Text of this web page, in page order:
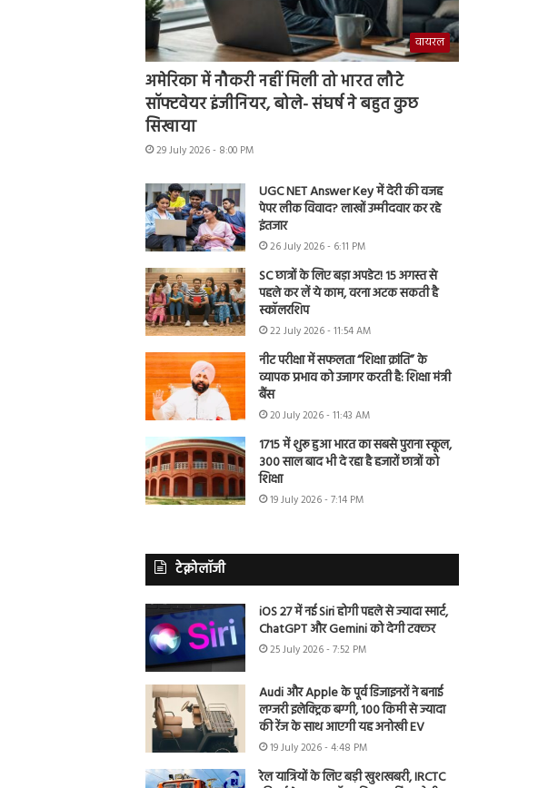
वायरल
अमेरिका में नौकरी नहीं मिली तो भारत लौटे
सॉफ्टवेयर इंजीनियर, बोले- संघर्ष ने बहुत कुछ
सिखाया
29 July 2026 - 8:00 PM
UGC NET Answer Key में देरी की वजह
पेपर लीक विवाद? लाखों उम्मीदवार कर रहे
इंतजार
26 July 2026 - 6:11 PM
SC छात्रों के लिए बड़ा अपडेट! 15 अगस्त से
पहले कर लें ये काम, वरना अटक सकती है
स्कॉलरशिप
22 July 2026 - 11:54 AM
नीट परीक्षा में सफलता “शिक्षा क्रांति” के
व्यापक प्रभाव को उजागर करती है: शिक्षा मंत्री
बैंस
20 July 2026 - 11:43 AM
1715 में शुरू हुआ भारत का सबसे पुराना स्कूल,
300 साल बाद भी दे रहा है हजारों छात्रों को
शिक्षा
19 July 2026 - 7:14 PM
टेक्नोलॉजी
iOS 27 में नई Siri होगी पहले से ज्यादा स्मार्ट,
ChatGPT और Gemini को देगी टक्कर
25 July 2026 - 7:52 PM
Audi और Apple के पूर्व डिजाइनरों ने बनाई
लग्जरी इलेक्ट्रिक बग्गी, 100 किमी से ज्यादा
की रेंज के साथ आएगी यह अनोखी EV
19 July 2026 - 4:48 PM
रेल यात्रियों के लिए बड़ी खुशखबरी, IRCTC